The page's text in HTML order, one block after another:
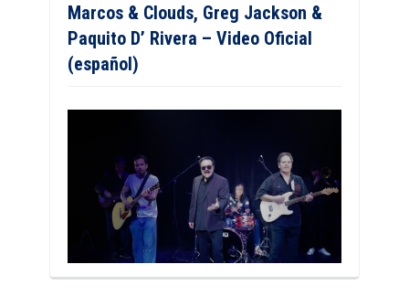
Marcos & Clouds, Greg Jackson &
Paquito D’ Rivera – Video Oficial
(español)